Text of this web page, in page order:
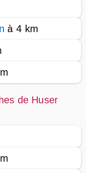
à 4 km
de Huser